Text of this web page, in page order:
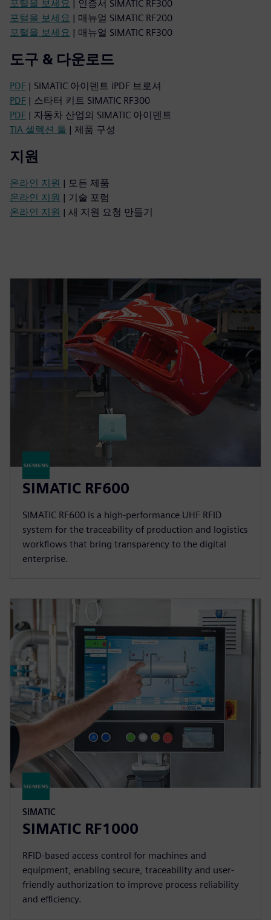
포털을 보세요
| 인증서 SIMATIC RF300
포털을 보세요 | 매뉴얼 SIMATIC RF200
포털을 보세요 | 매뉴얼 SIMATIC RF300
도구 & 다운로드
PDF | SIMATIC 아이덴트 iPDF 브로셔
PDF | 스타터 키트 SIMATIC RF300
PDF | 자동차 산업의 SIMATIC 아이덴트
TIA 셀렉션 툴 | 제품 구성
지원
온라인 지원 | 모든 제품
온라인 지원 | 기술 포럼
온라인 지원 | 새 지원 요청 만들기
SIMATIC RF600
SIMATIC RF600 is a high-performance UHF RFID
system for the traceability of production and logistics
workflows that bring transparency to the digital
enterprise.
SIMATIC
SIMATIC RF1000
RFID-based access control for machines and
equipment, enabling secure, traceability and user-
friendly authorization to improve process reliability
and efficiency.